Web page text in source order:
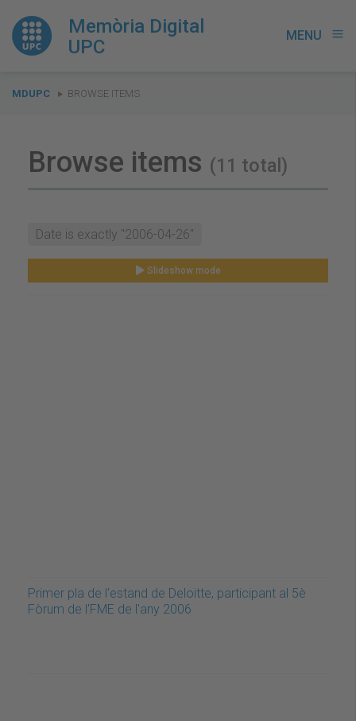
Memòria Digital
UPC
MENU menu
You
MDUPC BROWSE ITEMS
Browse items (11 total)
Date is exactly "2006-04-26"
Slideshow mode
Primer pla de l'estand de Deloitte, participant al 5è
Fòrum de l'FME de l'any 2006